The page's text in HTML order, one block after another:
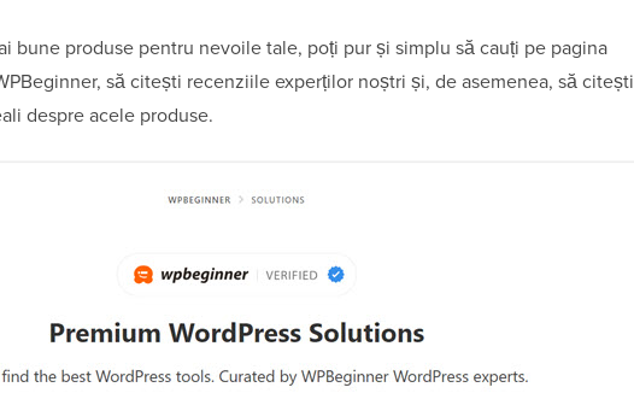
bune produse pentru nevoile tale, poți pur și simplu să cauți pe pagina
să citești recenziile experților noștri și, de asemenea, să citești
despre acele produse.